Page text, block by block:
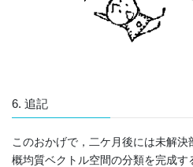
6. 追記
このおかげで，二ケ月後には未解
概均質ベクトル空間の分類を完成